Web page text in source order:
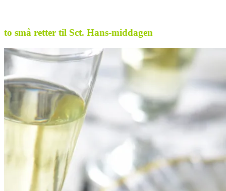
to små retter til Sct. Hans-middagen